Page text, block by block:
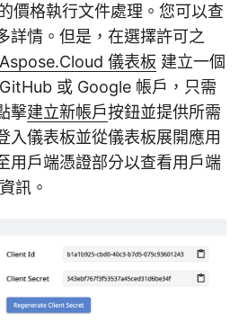
價格執行文件處理。您可以查
詳情。但是，在選擇許可之
Aspose.Cloud 儀表板 建立一個
或 Google 帳戶，只需
擊建立新帳戶按鈕並提供所需
入儀表板並從儀表板展開應用
用戶端憑證部分以查看用戶端
訊。